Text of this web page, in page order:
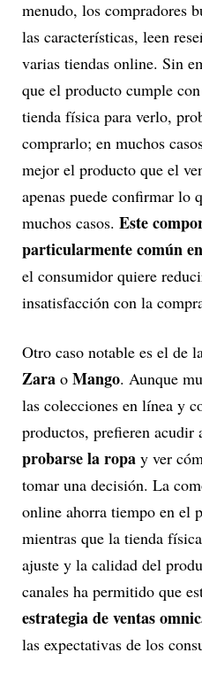
menudo, los compradores
las características, leen
varias tiendas online. Sin
que el producto cumple
tienda física para verlo,
comprarlo; en muchos
mejor el producto que el
apenas puede confirmar lo
muchos casos. Este
particularmente común
el consumidor quiere
insatisfacción con la
Otro caso notable es el de
Zara o Mango. Aunque
las colecciones en línea y
productos, prefieren acudir
probarse la ropa y ver
tomar una decisión. La
online ahorra tiempo en el
mientras que la tienda
ajuste y la calidad del
canales ha permitido que
estrategia de ventas
las expectativas de los